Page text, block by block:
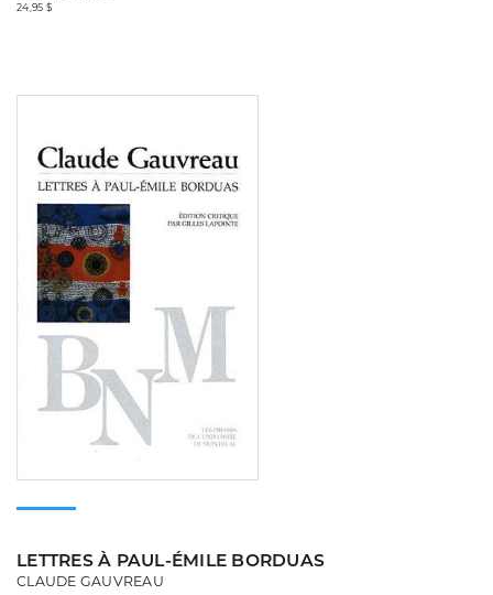
24,95 $
LETTRES À PAUL-ÉMILE BORDUAS
CLAUDE GAUVREAU